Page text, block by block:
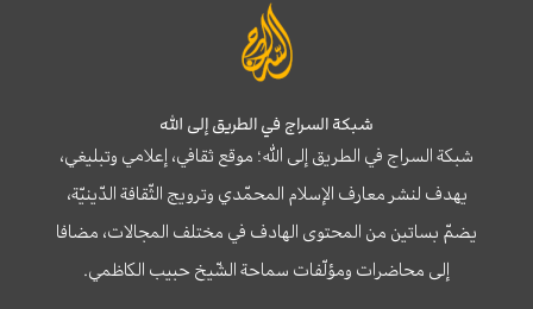
شبكة السراج في الطريق إلى الله
شبكة السراج في الطريق إلى الله؛ موقع ثقافي، إعلامي وتبليغي،
يهدف لنشر معارف الإسلام المحمّدي وترويج الثّقافة الدّينيّة،
يضمّ بساتين من المحتوى الهادف في مختلف المجالات، مضافا
إلى محاضرات ومؤلّفات سماحة الشّيخ حبيب الكاظمي.